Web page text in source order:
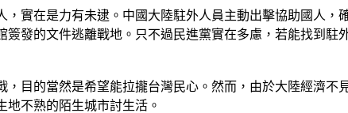
實在是力有未逮。中國大陸駐外人員主動出擊協助國人，
發的文件逃離戰地。只不過民進黨實在多慮，若能找到駐
目的當然是希望能拉攏台灣民心。然而，由於大陸經濟不
不熟的陌生城市討生活。